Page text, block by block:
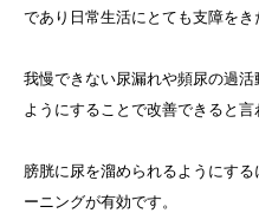
であり日常生活にとても支障をき
我慢できない尿漏れや頻尿の過
ようにすることで改善できると言
膀胱に尿を溜められるようにす
ーニングが有効です。